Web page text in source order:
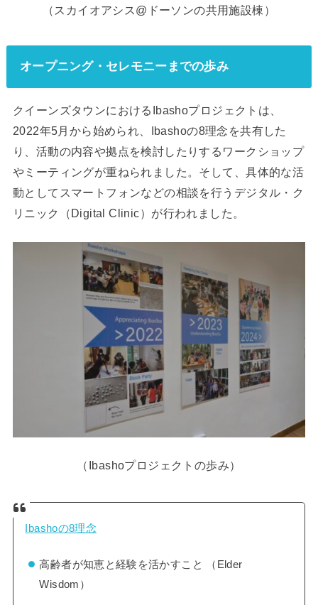
（スカイオアシス@ドーソンの共用施設棟）
オープニング・セレモニーまでの歩み
クイーンズタウンにおけるIbashoプロジェクトは、
2022年5月から始められ、Ibashoの8理念を共有した
り、活動の内容や拠点を検討したりするワークショップ
やミーティングが重ねられました。そして、具体的な活
動としてスマートフォンなどの相談を行うデジタル・ク
リニック（Digital Clinic）が行われました。
（Ibashoプロジェクトの歩み）
Ibashoの8理念
高齢者が知恵と経験を活かすこと （Elder
Wisdom）